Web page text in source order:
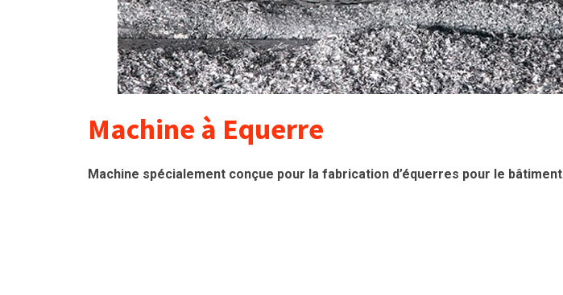
Machine à Equerre
Machine spécialement conçue pour la fabrication d’équerres pour le bâtiment